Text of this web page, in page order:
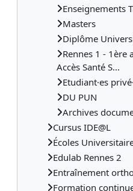
Enseignements
Masters
Diplôme
Rennes 1 - 1ère
Accès Santé S...
Etudiant·es
DU PUN
Archives
Cursus IDE@L
Écoles
Edulab Rennes 2
Entraînement
Formation